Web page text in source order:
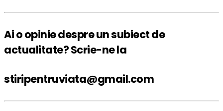
Ai o opinie despre un subiect de
actualitate? Scrie-ne la
stiripentruviata@gmail.com